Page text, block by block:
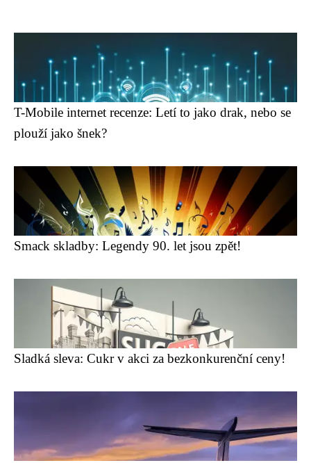
T-Mobile internet recenze: Letí to jako drak, nebo se
plouží jako šnek?
Smack skladby: Legendy 90. let jsou zpět!
Sladká sleva: Cukr v akci za bezkonkurenční ceny!